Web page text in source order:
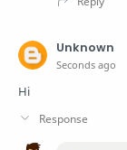
Unknown
Seconds ago
Hi